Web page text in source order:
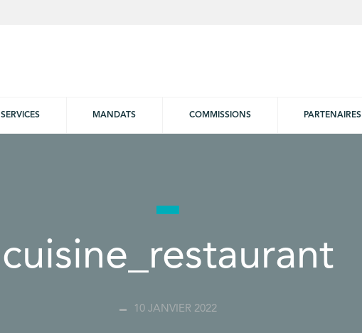
SERVICES MANDATS COMMISSIONS PARTENAIRES
cuisine_restaurant
10 JANVIER 2022